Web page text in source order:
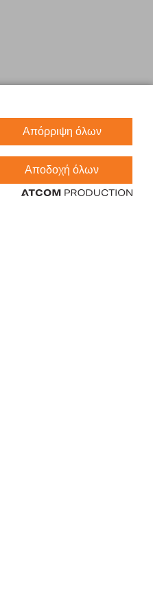
Απόρριψη όλων
Αποδοχή όλων